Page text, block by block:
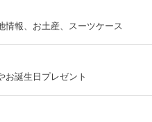
情報、お土産、スーツケース
お誕生日プレゼント